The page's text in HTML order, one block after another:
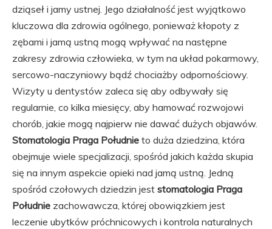
dziąseł i jamy ustnej. Jego działalność jest wyjątkowo
kluczowa dla zdrowia ogólnego, ponieważ kłopoty z
zębami i jamą ustną mogą wpływać na następne
zakresy zdrowia człowieka, w tym na układ pokarmowy,
sercowo-naczyniowy bądź chociażby odpornościowy.
Wizyty u dentystów zaleca się aby odbywały się
regularnie, co kilka miesięcy, aby hamować rozwojowi
chorób, jakie mogą najpierw nie dawać dużych objawów.
Stomatologia Praga Południe to duża dziedzina, która
obejmuje wiele specjalizacji, spośród jakich każda skupia
się na innym aspekcie opieki nad jamą ustną. Jedną
spośród czołowych dziedzin jest stomatologia Praga
Południe zachowawcza, której obowiązkiem jest
leczenie ubytków próchnicowych i kontrola naturalnych